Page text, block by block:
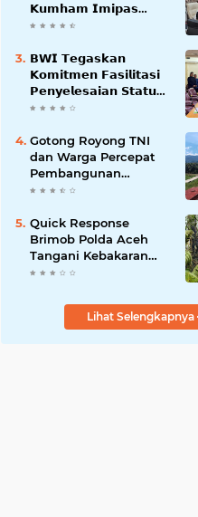
𝗞𝘂𝗺𝗵𝗮𝗺 𝗜𝗺𝗶𝗽𝗮𝘀
𝗧𝗲𝗿𝗸𝗮𝗶𝘁 𝗦𝘁𝗮𝘁𝘂𝘀 𝗪𝗮𝗸𝗮𝗳
𝗕𝗪𝗜 𝗧𝗲𝗴𝗮𝘀𝗸𝗮𝗻
𝗞𝗼𝗺𝗶𝘁𝗺𝗲𝗻 𝗙𝗮𝘀𝗶𝗹𝗶𝘁𝗮𝘀𝗶
𝗣𝗲𝗻𝘆𝗲𝗹𝗲𝘀𝗮𝗶𝗮𝗻 𝗦𝘁𝗮𝘁𝘂𝘀
𝗪𝗮𝗸𝗮𝗳 𝗕𝗹𝗮𝗻𝗴 𝗣𝗮𝗱𝗮𝗻𝗴
Gotong Royong TNI
dan Warga Percepat
Pembangunan
Jembatan Gantung
Aceh Tenggara
Quick Response
Brimob Polda Aceh
Tangani Kebakaran
Hutan di Lembah
Lihat Selengkapnya